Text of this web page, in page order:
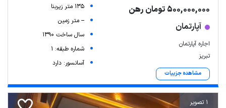
500,000,000 تومان رهن
آپارتمان
اجاره آپارتمان
تبریز
مشاهده جزییات
135 متر زیربنا
-- متر زمین
سال ساخت 1390
شماره طبقه: 1
آسانسور: دارد
1 تصویر